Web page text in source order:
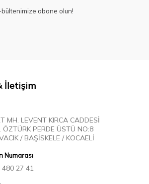
abone olun!
İletişim
MH. LEVENT KIRCA CADDESİ
ÖZTÜRK PERDE ÜSTÜ NO:8
/ BAŞİSKELE / KOCAELİ
Numarası
27 41